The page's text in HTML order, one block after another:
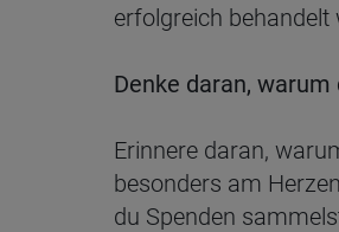
erfolgreich behandelt
Denke daran,
Erinnere daran,
besonders am
du Spenden